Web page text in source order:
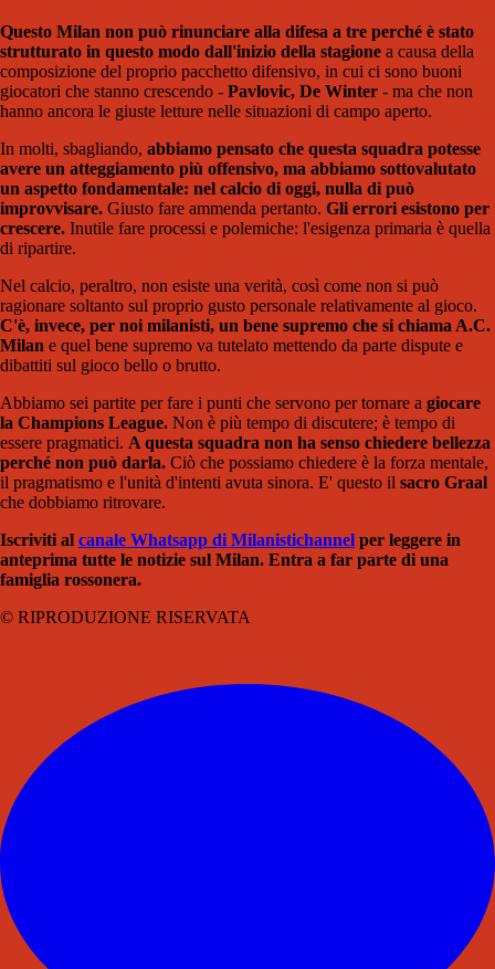
Questo Milan non può rinunciare alla difesa a tre perché è stato
strutturato in questo modo dall'inizio della stagione a causa della
composizione del proprio pacchetto difensivo, in cui ci sono buoni
giocatori che stanno crescendo - Pavlovic, De Winter - ma che non
hanno ancora le giuste letture nelle situazioni di campo aperto.
In molti, sbagliando, abbiamo pensato che questa squadra potesse
avere un atteggiamento più offensivo, ma abbiamo sottovalutato
un aspetto fondamentale: nel calcio di oggi, nulla di può
improvvisare. Giusto fare ammenda pertanto. Gli errori esistono per
crescere. Inutile fare processi e polemiche: l'esigenza primaria è quella
di ripartire.
Nel calcio, peraltro, non esiste una verità, così come non si può
ragionare soltanto sul proprio gusto personale relativamente al gioco.
C'è, invece, per noi milanisti, un bene supremo che si chiama A.C.
Milan e quel bene supremo va tutelato mettendo da parte dispute e
dibattiti sul gioco bello o brutto.
Abbiamo sei partite per fare i punti che servono per tornare a giocare
la Champions League. Non è più tempo di discutere; è tempo di
essere pragmatici. A questa squadra non ha senso chiedere bellezza
perché non può darla. Ciò che possiamo chiedere è la forza mentale,
il pragmatismo e l'unità d'intenti avuta sinora. E' questo il sacro Graal
che dobbiamo ritrovare.
Iscriviti al canale Whatsapp di Milanistichannel per leggere in
anteprima tutte le notizie sul Milan. Entra a far parte di una
famiglia rossonera.
© RIPRODUZIONE RISERVATA